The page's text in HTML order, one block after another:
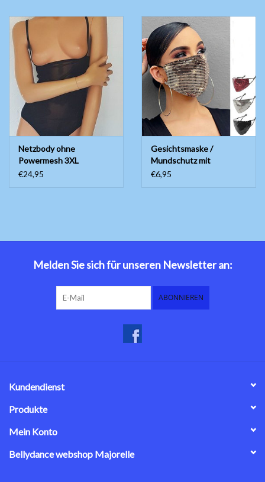
Netzbody ohne
Powermesh 3XL
€24,95
Gesichtsmaske /
Mundschutz mit
Pailletten
€6,95
Melden Sie sich für unseren Newsletter an:
ABONNIEREN
Kundendienst
Produkte
Mein Konto
Bellydance webshop Majorelle